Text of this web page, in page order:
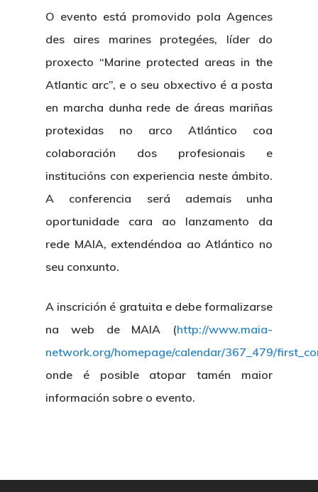
O evento está promovido pola Agences
des aires marines protegées, líder do
proxecto “Marine protected areas in the
Atlantic arc”, e o seu obxectivo é a posta
en marcha dunha rede de áreas mariñas
protexidas no arco Atlántico coa
colaboración dos profesionais e
institucións con experiencia neste ámbito.
A conferencia será ademais unha
oportunidade cara ao lanzamento da
rede MAIA, extendéndoa ao Atlántico no
seu conxunto.
A inscrición é gratuita e debe formalizarse
na web de MAIA (http://www.maia-
network.org/homepage/calendar/367_479/
onde é posible atopar tamén maior
información sobre o evento.